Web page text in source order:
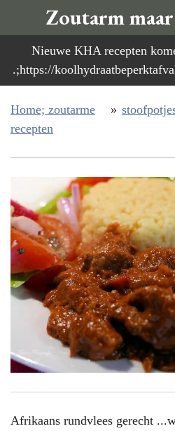
direct
naar
de
Zoutarm
Nieuwe KHA recepten
.;https://
Home; zoutarme
recepten
»
Afrikaans rundvlees gerecht